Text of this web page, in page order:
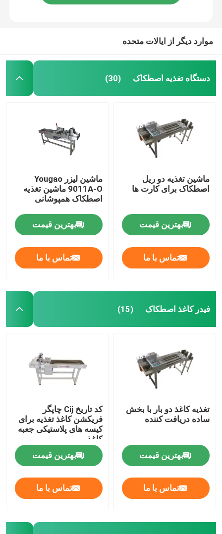
موارد دیگر از ایالات متحده
دستگاه تغذیه اصطکاک (30)
ماشین تغذیه دو ریل
اصطکاک برای کارت ها
بهترین قیمت
تماس با ما
ماشین لیزر Yougao
9011A-O ماشین تغذیه
اصطکاک همپوشانی
بهترین قیمت
تماس با ما
فیدر کاغذ اصطکاک (15)
تغذیه کاغذ دو بار با بخش
ساده دریافت کننده
بهترین قیمت
تماس با ما
کد تاریخ Cij چاپگر
فریکشن کاغذ تغذیه برای
کیسه های پلاستیکی جعبه
کاغذ
بهترین قیمت
تماس با ما